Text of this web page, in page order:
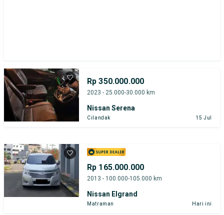
Rp 350.000.000
2023 - 25.000-30.000 km
Nissan Serena
Cilandak 15 Jul
Rp 165.000.000
2013 - 100.000-105.000 km
Nissan Elgrand
Matraman Hari ini